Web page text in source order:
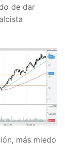
de dar
más miedo